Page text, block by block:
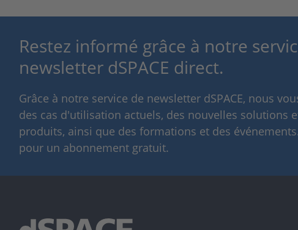
Restez informé grâce à notre
newsletter dSPACE direct.
Grâce à notre service de newsletter dSPACE, nous
des cas d'utilisation actuels, des nouvelles solutions
produits, ainsi que des formations et des
pour un abonnement gratuit.